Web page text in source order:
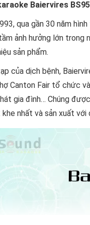
Baiervires
qua gần 30 năm
ảnh hưởng lớn trong
sản phẩm.
của dịch bệnh,
Canton Fair tổ chức
gia đình… Chúng
nhất và sản xuất với